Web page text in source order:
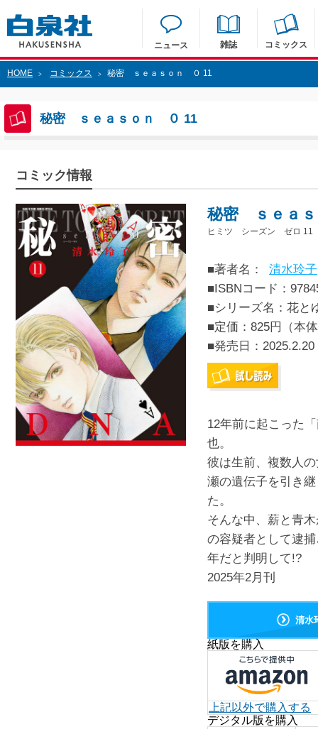
ニュース 雑誌 コミックス
HOME > コミックス > 秘密 ｓｅａｓｏｎ ０ 11
秘密 ｓｅａｓｏｎ ０ 11
コミック情報
秘密 ｓｅａ
ヒミツ シーズン ゼロ 11
■著者名：
清水玲子
■ISBNコード：
■シリーズ名：花と
■定価：825円（本
■発売日： 2025.2.20
12年前に起こった
也。
彼は生前、複数人
瀬の遺伝子を引き
た。
そんな中、薪と青
の容疑者として逮
年だと判明して!?
2025年2月刊
清水
紙版を購入
上記以外で購入する
デジタル版を購入